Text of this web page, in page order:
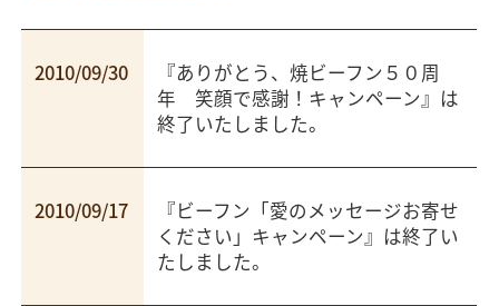
2010/09/30 『ありがとう、焼ビーフン５０周
年 笑顔で感謝！キャンペーン』は
終了いたしました。
2010/09/17 『ビーフン「愛のメッセージお寄せ
ください」キャンペーン』は終了い
たしました。